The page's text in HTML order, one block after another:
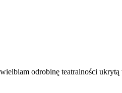
odrobinę teatralności ukrytą